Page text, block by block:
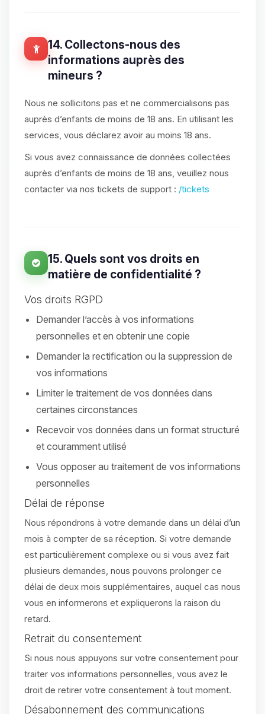
14. Collectons-nous des
informations auprès des
mineurs ?
Nous ne sollicitons pas et ne commercialisons pas
auprès d’enfants de moins de 18 ans. En utilisant les
services, vous déclarez avoir au moins 18 ans.
Si vous avez connaissance de données collectées
auprès d’enfants de moins de 18 ans, veuillez nous
contacter via nos tickets de support : /tickets
15. Quels sont vos droits en
matière de confidentialité ?
Vos droits RGPD
Demander l’accès à vos informations
personnelles et en obtenir une copie
Demander la rectification ou la suppression de
vos informations
Limiter le traitement de vos données dans
certaines circonstances
Recevoir vos données dans un format structuré
et couramment utilisé
Vous opposer au traitement de vos informations
personnelles
Délai de réponse
Nous répondrons à votre demande dans un délai d’un
mois à compter de sa réception. Si votre demande
est particulièrement complexe ou si vous avez fait
plusieurs demandes, nous pouvons prolonger ce
délai de deux mois supplémentaires, auquel cas nous
vous en informerons et expliquerons la raison du
retard.
Retrait du consentement
Si nous nous appuyons sur votre consentement pour
traiter vos informations personnelles, vous avez le
droit de retirer votre consentement à tout moment.
Désabonnement des communications